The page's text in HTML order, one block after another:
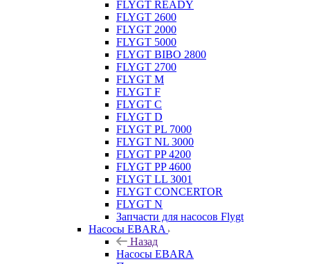
FLYGT READY
FLYGT 2600
FLYGT 2000
FLYGT 5000
FLYGT BIBO 2800
FLYGT 2700
FLYGT M
FLYGT F
FLYGT C
FLYGT D
FLYGT PL 7000
FLYGT NL 3000
FLYGT PP 4200
FLYGT PP 4600
FLYGT LL 3001
FLYGT CONCERTOR
FLYGT N
Запчасти для насосов Flygt
Насосы EBARA
Назад
Насосы EBARA